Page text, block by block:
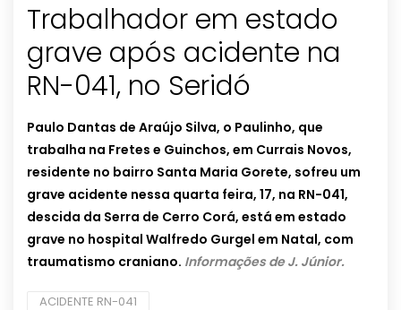
Trabalhador em estado
grave após acidente na
RN-041, no Seridó
Paulo Dantas de Araújo Silva, o Paulinho, que
trabalha na Fretes e Guinchos, em Currais Novos,
residente no bairro Santa Maria Gorete, sofreu um
grave acidente nessa quarta feira, 17, na RN-041,
descida da Serra de Cerro Corá, está em estado
grave no hospital Walfredo Gurgel em Natal, com
traumatismo craniano. Informações de J. Júnior.
ACIDENTE RN-041